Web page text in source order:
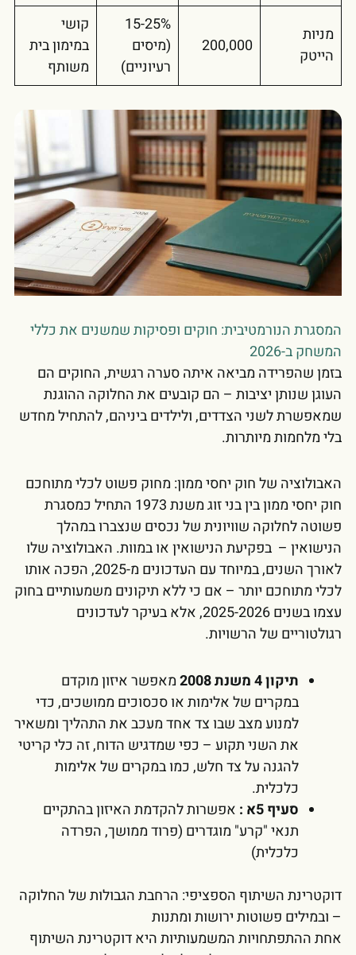
מניות
הייטק
200,000
15-25%
(מיסים
רעיוניים)
קושי
במימון בית
משותף
המסגרת הנורמטיבית: חוקים ופסיקות שמשנים את כללי
המשחק ב-2026
בזמן שהפרידה מביאה איתה סערה רגשית, החוקים הם
העוגן שנותן יציבות – הם קובעים את החלוקה ההוגנת
שמאפשרת לשני הצדדים, ולילדים ביניהם, להתחיל מחדש
בלי מלחמות מיותרות.
האבולוציה של חוק יחסי ממון: מחוק פשוט לכלי מתוחכם
חוק יחסי ממון בין בני זוג משנת 1973 התחיל כמסגרת
פשוטה לחלוקה שוויונית של נכסים שנצברו במהלך
הנישואין – בפקיעת הנישואין או במוות. האבולוציה שלו
לאורך השנים, במיוחד עם העדכונים מ-2025, הפכה אותו
לכלי מתוחכם יותר – אם כי ללא תיקונים משמעותיים בחוק
עצמו בשנים 2025-2026, אלא בעיקר לעדכונים
רגולטוריים של הרשויות.
תיקון 4 משנת 2008
מאפשר איזון מוקדם
במקרים של אלימות או סכסוכים ממושכים, כדי
למנוע מצב שבו צד אחד מעכב את התהליך ומשאיר
את השני תקוע – כפי שמדגיש הדוח, זה כלי קריטי
להגנה על צד חלש, כמו במקרים של אלימות
כלכלית.
סעיף 5א :
אפשרות להקדמת האיזון בהתקיים
תנאי "קרע" מוגדרים (פרוד ממושך, הפרדה
כלכלית)
דוקטרינת השיתוף הספציפי: הרחבת הגבולות של החלוקה
– ובמילים פשוטות ירושות ומתנות
אחת ההתפתחויות המשמעותיות היא דוקטרינת השיתוף